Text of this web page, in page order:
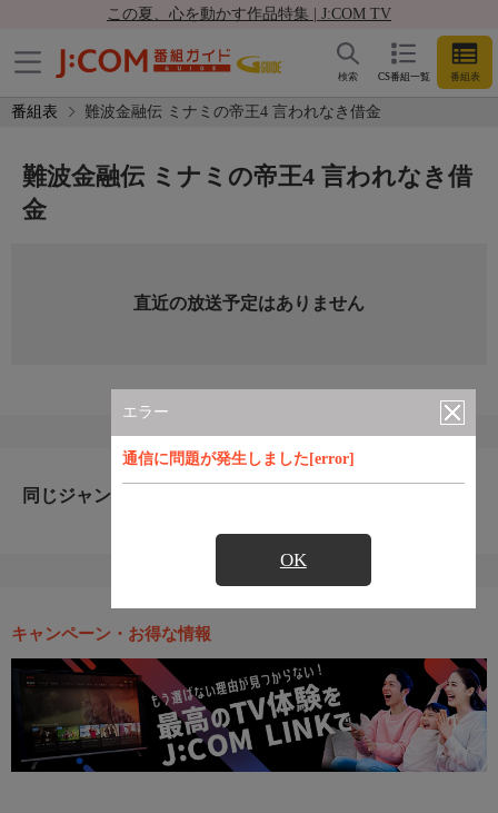
この夏、心を動かす作品特集 | J:COM TV
CS番組一覧 番組表
検索
番組表 難波金融伝 ミナミの帝王4 言われなき借金
エラー
通信に問題が発生しました[error]
OK
難波金融伝 ミナミの帝王4 言われなき借
金
直近の放送予定はありません
同じジャンルのおすすめ番組
キャンペーン・お得な情報